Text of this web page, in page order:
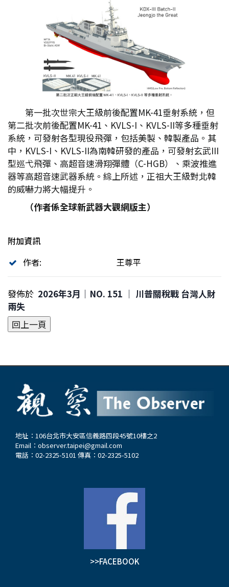
第一批次世宗大王級前後配置MK-41垂射系統，但
第二批次前後配置MK-41、KVLS-I、KVLS-II等多種垂射
系統，可發射各型現役飛彈，包括美製、韓製產品。其
中，KVLS-I、KVLS-II為南韓研發的產品，可發射玄武III
型巡弋飛彈、高超音速滑翔彈體（C-HGB）、乘波推進
器等高超音速武器系統。綜上所述，正祖大王級對北韓
的威嚇力將大幅提升。
（作者係全球新武器大觀網版主）
附加資訊
作者:
王尊平
發佈於 2026年3月｜NO. 151 │ 川普關稅戰 台灣人財
兩失
地址：106台北市大安區信義路四段45號10樓之2
Email： observer.taipei@gmail.com
電話：02-2325-5101 傳真：02-2325-5102
>>FACEBOOK